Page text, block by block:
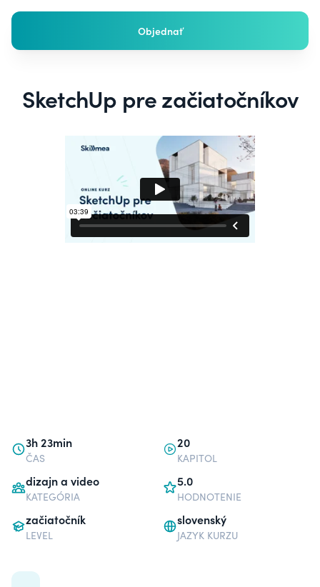
Objednať
SketchUp pre začiatočníkov
3h 23min
ČAS
20
KAPITOL
dizajn a video
KATEGÓRIA
5.0
HODNOTENIE
začiatočník
LEVEL
slovenský
JAZYK KURZU